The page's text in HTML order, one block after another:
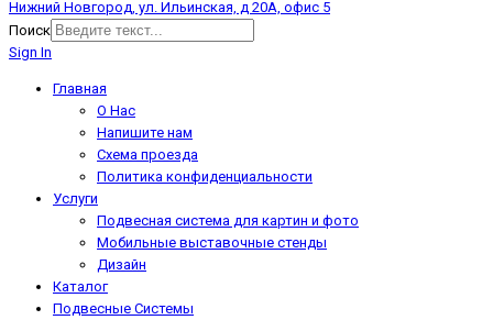
Нижний Новгород, ул. Ильинская, д 20А, офис 5
Поиск
Sign In
Главная
О Нас
Напишите нам
Схема проезда
Политика конфиденциальности
Услуги
Подвесная система для картин и фото
Мобильные выставочные стенды
Дизайн
Каталог
Подвесные Системы